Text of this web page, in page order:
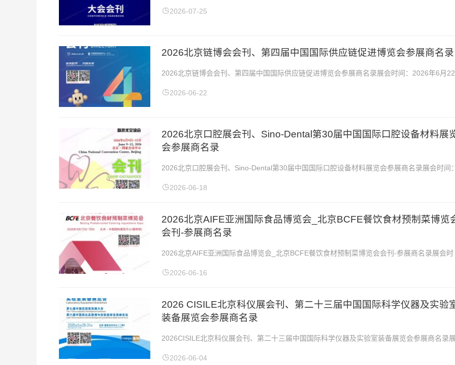
全球数字经济大会会刊，是你寻找项目、产品与厂商货源的最佳帮手。不...
2026-07-25
2026北京链博会会刊、第四届中国国际供应链促进博览会参展商名录
2026北京链博会会刊、第四届中国国际供应链促进博览会参展商名录展会时间：2026年6月
26日展会地点：北京中国国际展览中心2026北京链博会会刊、第四届...
2026-06-22
2026北京口腔展会刊、Sino-Dental第30届中国国际口腔设备材料展
会参展商名录
2026北京口腔展会刊、Sino-Dental第30届中国国际口腔设备材料展览会参展商名录展会时间
2026年6月9-12日展会地点：北京国家会议中心2026北...
2026-06-18
2026北京AIFE亚洲国际食品博览会_北京BCFE餐饮食材预制菜博览
会刊-参展商名录
2026北京AIFE亚洲国际食品博览会_北京BCFE餐饮食材预制菜博览会会刊-参展商名录展会时
间：2026年4月17日-19日展会地点：北京中国国际展览中心20...
2026-06-16
2026 CISILE北京科仪展会刊、第二十三届中国国际科学仪器及实验
装备展览会参展商名录
2026CISILE北京科仪展会刊、第二十三届中国国际科学仪器及实验室装备展览会参展商名录
会时间：2026年5月29-31日展会地点：北京中国国际展览中心2...
2026-06-04